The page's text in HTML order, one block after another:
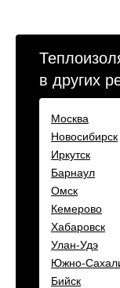
в других
Москва
Новосибирск
Иркутск
Барнаул
Омск
Кемерово
Хабаровск
Улан-Удэ
Южно-
Бийск